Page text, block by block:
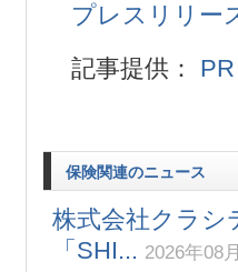
プレスリリー
記事提供：
保険関連のニュース
株式会社クラシ
「SHI... 2026年08